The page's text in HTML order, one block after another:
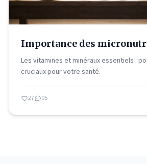
Importance des
Les vitamines et minéraux essentiels :
cruciaux pour votre santé.
27 05